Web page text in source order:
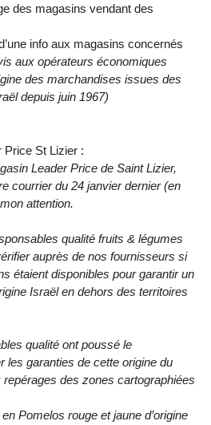
des magasins vendant des
info aux magasins concernés
aux opérateurs économiques
des marchandises issues des
depuis juin 1967)
Price St Lizier :
Leader Price de Saint Lizier,
courrier du 24 janvier dernier (en
attention.
qualité fruits & légumes
auprès de nos fournisseurs si
étaient disponibles pour garantir un
Israël en dehors des territoires
qualité ont poussé le
les garanties de cette origine du
des zones cartographiées
Pomelos rouge et jaune d’origine